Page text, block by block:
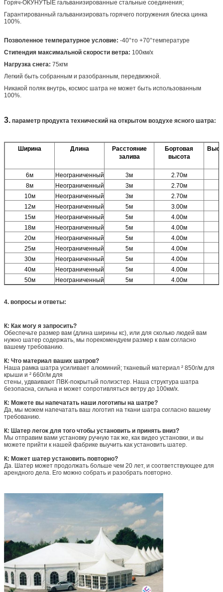
Горяч-ОКУНУТЫЕ гальванизированные стальные соединения;
Гарантированный гальванизировать горячего погружения блеска цинка
100%.
Позволенное температурное условие: -40°то +70°температуре
Стипендия максимальной скорости ветра: 100км/х
Нагрузка снега: 75кгм
Легкий быть собранным и разобранным, передвижной.
Никакой поляк внутрь, космос шатра не может быть использованным
100%.
3. параметр продукта технический на открытом воздухе ясного шатра:
Ширина Длина
Расстояние
залива
Бортовая
высота
6м Неограниченный 3м 2.70м
8м
Неограниченный 3м 2.70м
10м
Неограниченный 3м 2.70м
12м
Неограниченный 5м 3.00м
15м
Неограниченный 5м 4.00м
18м
Неограниченный 5м 4.00м
20м
Неограниченный 5м 4.00м
25м
Неограниченный 5м 4.00м
30м
Неограниченный 5м 4.00м
40м
Неограниченный 5м 4.00м
50м
Неограниченный 5м 4.00м
4. вопросы и ответы:
К: Как могу я запросить?
Обеспечьте размер вам (длина ширины кс), или для сколько людей вам
нужно шатер содержать, мы порекомендуем размер к вам согласно
вашему требованию.
К: Что материал ваших шатров?
Наша рамка шатра усиливает алюминий; тканевый материал ² 850г/м для
крыши и ² 660г/м для
стены, удваивают ПВК-покрытый полиэстер. Наша структура шатра
безопасна, сильна и может сопротивляться ветру до 100км/х.
К: Можете вы напечатать наши логотипы на шатре?
Да, мы можем напечатать ваш логотип на ткани шатра согласно вашему
требованию.
К: Шатер легок для того чтобы установить и принять вниз?
Мы отправим вами установку ручную так же, как видео установки, и вы
можете прийти к нашей фабрике выучить как установить шатер.
К: Может шатер установить повторно?
Да. Шатер может продолжать больше чем 20 лет, и соответствующее для
арендного дела. Его можно собрать и разобрать повторно.